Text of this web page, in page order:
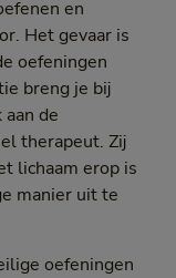
en
Het gevaar is
oefeningen
breng je bij
de
therapeut. Zij
lichaam erop is
manier uit te
oefeningen